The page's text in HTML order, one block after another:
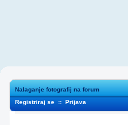
Nalaganje fotografij na forum
Registriraj se :: Prijava